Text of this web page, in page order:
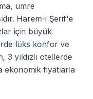
umre
Harem-i Şerif'e
için büyük
lüks konfor ve
yıldızlı otellerde
ekonomik fiyatlarla